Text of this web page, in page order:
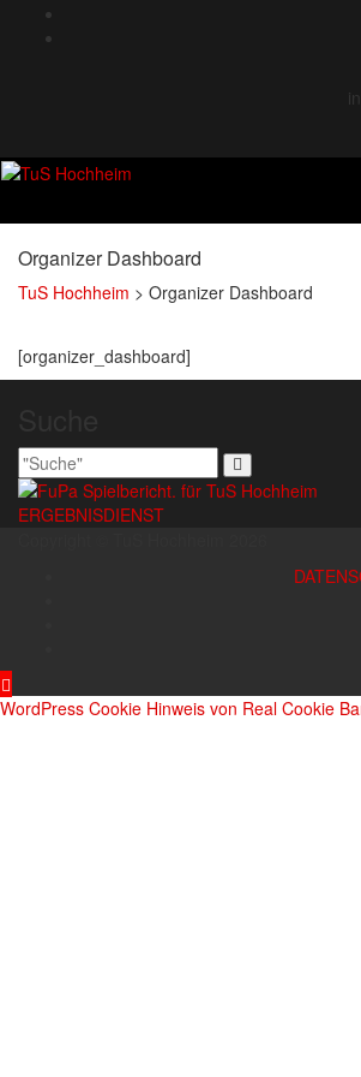
Organizer Dashboard
TuS Hochheim > Organizer Dashboard
[organizer_dashboard]
ERGEBNISDIENST
WordPress Cookie Hinweis von Real Cookie